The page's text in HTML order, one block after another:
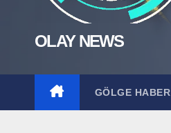
OLAY NEWS
GÖLGE HABER